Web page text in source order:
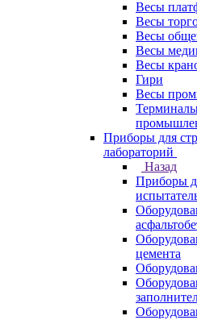
Весы
Весы
Весы
Весы
Весы
Гири
Весы
Приборы для
лабораторий
Назад
Приборы
цемента